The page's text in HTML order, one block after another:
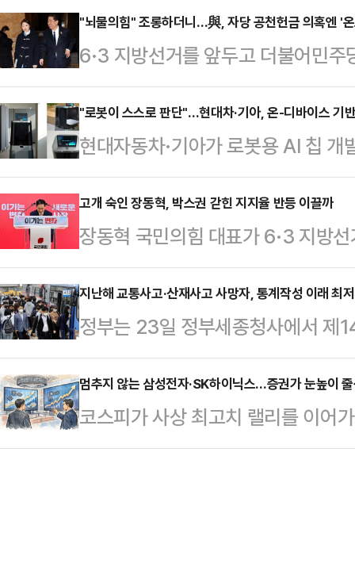
"뇌물의힘" 조롱하더니…與, 자당 공천헌금 의혹엔 '
6·3 지방선거를 앞두고 더불어민
금 의혹'이라는 악재에 직면했다.
번 사태를 "개인의 일탈"로 규정했
발생한 사건을 끌어오거나, "국민
기에 나섰다. 같은 사안에도 행위의
나온다.8일 정치권에 따르면 민주
병기 의원에 대한 2020년 총선 당
진상 규명을…
"로봇이 스스로 판단"…현대차·기아, 온-디바이스
현대자동차·기아가 로봇용 AI 칩
실현 계획을 공개했다.현대차·기아
베이거스에서 열린 'CES 파운드리
엑스와 협력해 '온-디바이스 AI'를
산 준비를 마쳤다고 밝혔다.CES
시·발표 프로그램으로, AI와 블록
로 기술 통합과 산업 적용 방안을
고개 숙인 장동혁, 박스권 갇힌 지지율 반등 이끌까
장동혁 국민의힘 대표가 6·3 지방
비상계엄 사태에 대해 고개를 숙이
단절을 강조하며 미래로 나아가겠
지지율 벽을 넘어설 수 있을 지에
스탯리서치·코리아리서치·한국리
난 5∼7일 진행한 전국지표조사
23%로 집계됐다.지난 조사 대비
20~30%대 박스권을 …
지난해 교통사고·산재사고 사망자, 통계작성 이래 최
정부는 23일 정부세종청사에서 제
협의회'를 개최하고 교통사고, 산재
처의 이행사항 및 성과를 점검하고
기 3대 프로젝트는 교통·산재·자
절반 줄이기 목표로 2018년부터
멈추지 않는 삼성전자·SK하이닉스…증권가 눈높이
코스피가 사상 최고치 랠리를 이어
(FOMO·Fear Of Missing Out) 심